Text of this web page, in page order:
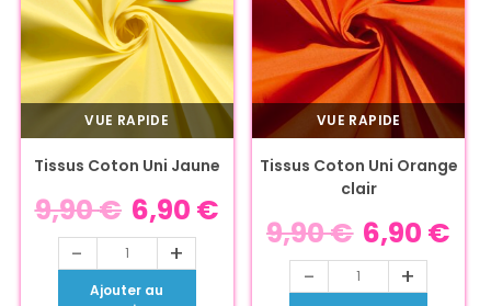
VUE RAPIDE
Tissus Coton Uni Jaune
9,90€ 6,90 €
- +
Ajouter au
VUE RAPIDE
Tissus Coton Uni Orange
clair
9,90€ 6,90 €
- +